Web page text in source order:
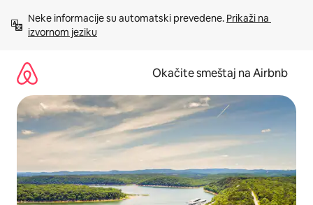
sadržaj
Neke informacije su automatski prevedene. Prikaži na
izvornom jeziku
Okačite smeštaj na Airbnb